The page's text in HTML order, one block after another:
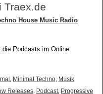
Traex.de
House Music Radio
die Podcasts im Online
, Minimal Techno, Musik
Releases, Podcast, Progressive